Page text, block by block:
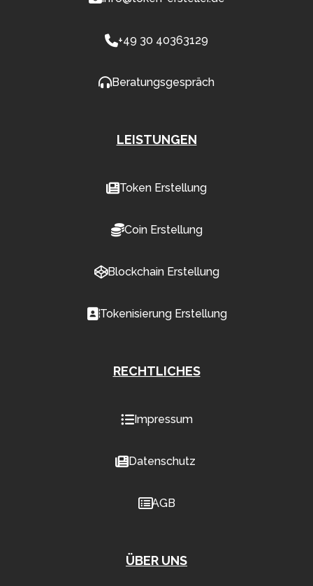
+49 30 40363129
Beratungsgespräch
LEISTUNGEN
Token Erstellung
Coin Erstellung
Blockchain Erstellung
Tokenisierung Erstellung
RECHTLICHES
Impressum
Datenschutz
AGB
ÜBER UNS